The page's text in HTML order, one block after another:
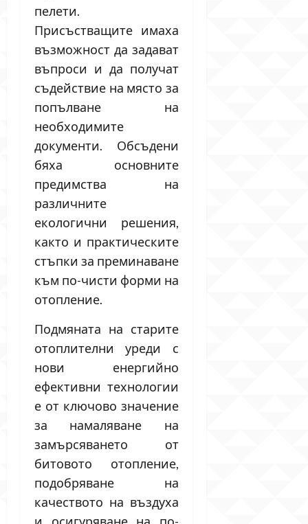
пелети.
Присъстващите имаха
възможност да задават
въпроси и да получат
съдействие на място за
попълване на
необходимите
документи. Обсъдени
бяха основните
предимства на
различните
екологични решения,
както и практическите
стъпки за преминаване
към по-чисти форми на
отопление.
Подмяната на старите
отоплителни уреди с
нови енергийно
ефективни технологии
е от ключово значение
за намаляване на
замърсяването от
битовото отопление,
подобряване на
качеството на въздуха